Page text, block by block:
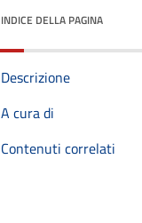
INDICE DELLA PAGINA
Descrizione
A cura di
Contenuti correlati